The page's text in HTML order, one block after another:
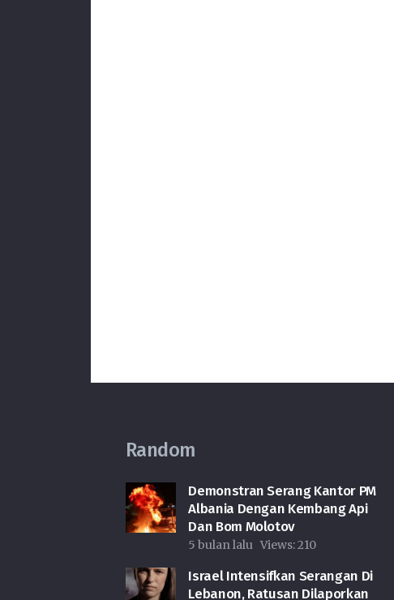
Random
Demonstran Serang Kantor PM
Albania Dengan Kembang Api
Dan Bom Molotov
5 bulan lalu Views:210
Israel Intensifkan Serangan Di
Lebanon, Ratusan Dilaporkan